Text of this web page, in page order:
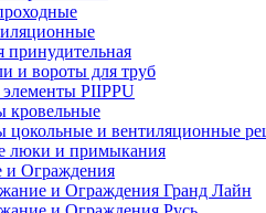
принудительная
и вороты для труб
PIIPPU
кровельные
цокольные и вентиляционные
люки и примыкания
и Ограждения
и Ограждения Гранд Лайн